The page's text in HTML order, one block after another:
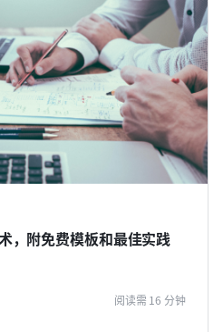
，附免费模板和最佳实践
阅读需 16 分钟